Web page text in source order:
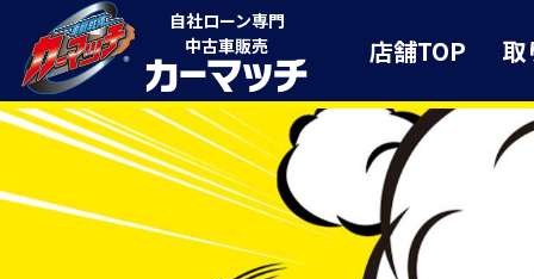
自社ローン専門
中古車販売
店舗TOP 取